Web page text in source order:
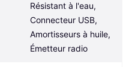
Résistant à l'eau,
Connecteur USB,
Amortisseurs à huile,
Émetteur radio